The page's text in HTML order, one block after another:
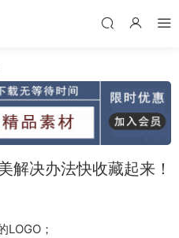
解决办法快收藏起来！
LOGO；